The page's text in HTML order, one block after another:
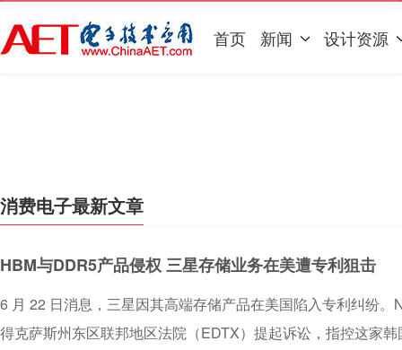
首页 新闻 设计资源
消费电子最新文章
HBM与DDR5产品侵权 三星存储业务在美遭专利狙击
6 月 22 日消息，三星因其高端存储产品在美国陷入专利纠纷
得克萨斯州东区联邦地区法院（EDTX）提起诉讼，指控这家